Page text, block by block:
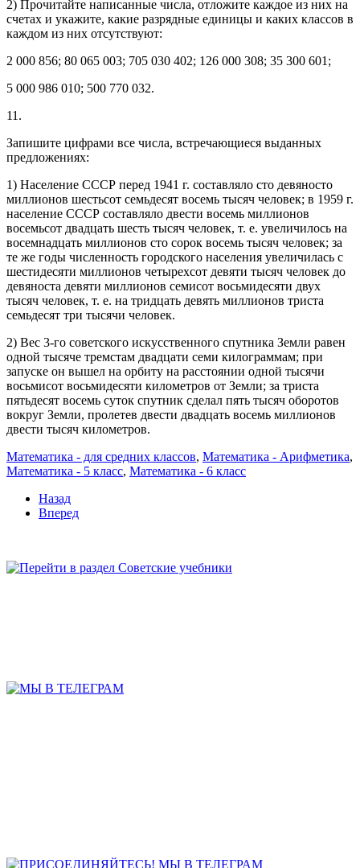
2) Прочитайте написанные числа, отложите каждое из них на
счетах и укажите, какие разрядные единицы и каких классов в
каждом из них отсутствуют:
2 000 856; 80 065 003; 705 030 402; 126 000 308; 35 300 601;
5 000 986 010; 500 770 032.
11.
Запишите цифрами все числа, встречающиеся выданных
предложениях:
1) Население СССР перед 1941 г. составляло сто девяносто
миллионов шестьсот семьдесят восемь тысяч человек; в 1959 г.
население СССР составляло двести восемь миллионов
восемьсот двадцать шесть тысяч человек, т. е. увеличилось на
восемнадцать миллионов сто сорок восемь тысяч человек; за
те же годы численность городского населения увеличилась с
шестидесяти миллионов четырехсот девяти тысяч человек до
девяноста девяти миллионов семисот восьмидесяти двух
тысяч человек, т. е. на тридцать девять миллионов триста
семьдесят три тысячи человек.
2) Вес 3-го советского искусственного спутника Земли равен
одной тысяче тремстам двадцати семи килограммам; при
запуске он вышел на орбиту на расстоянии одной тысячи
восьмисот восьмидесяти километров от Земли; за триста
пятьдесят восемь суток спутник сделал пять тысяч оборотов
вокруг Земли, пролетев двести двадцать восемь миллионов
двести тысяч километров.
Математика - для средних классов, Математика - Арифметика,
Математика - 5 класс, Математика - 6 класс
Назад
Вперед